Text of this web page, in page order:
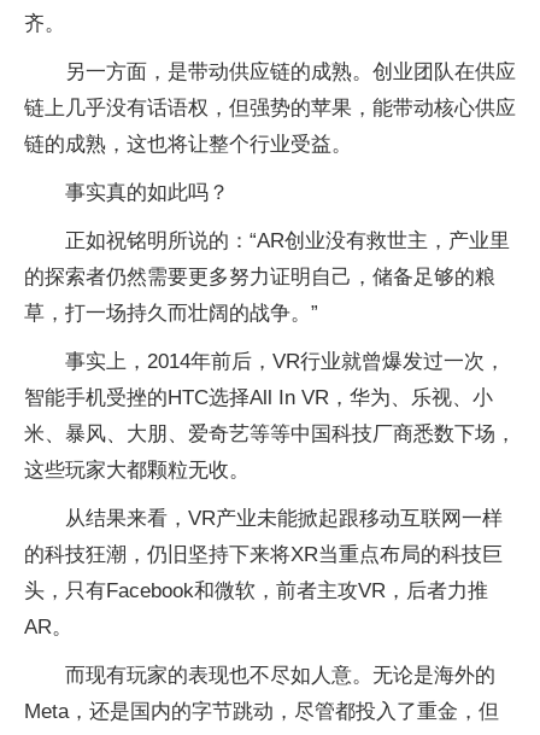
齐。
另一方面，是带动供应链的成熟。创业团队在供应
链上几乎没有话语权，但强势的苹果，能带动核心供应
链的成熟，这也将让整个行业受益。
事实真的如此吗？
正如祝铭明所说的：“AR创业没有救世主，产业里
的探索者仍然需要更多努力证明自己，储备足够的粮
草，打一场持久而壮阔的战争。”
事实上，2014年前后，VR行业就曾爆发过一次，
智能手机受挫的HTC选择All In VR，华为、乐视、小
米、暴风、大朋、爱奇艺等等中国科技厂商悉数下场，
这些玩家大都颗粒无收。
从结果来看，VR产业未能掀起跟移动互联网一样
的科技狂潮，仍旧坚持下来将XR当重点布局的科技巨
头，只有Facebook和微软，前者主攻VR，后者力推
AR。
而现有玩家的表现也不尽如人意。无论是海外的
Meta，还是国内的字节跳动，尽管都投入了重金，但